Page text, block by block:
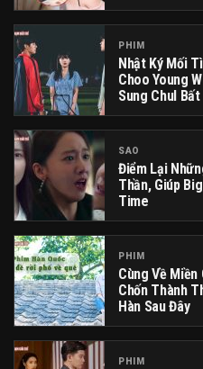
PHIM
Nhật Ký Mối
Choo Young
Sung Chul
SAO
Điểm Lại
Thần, Giúp
Time
PHIM
Cùng Về Miền
Chốn Thành
Hàn Sau Đây
PHIM